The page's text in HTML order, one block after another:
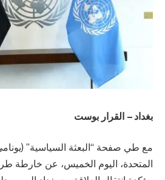
بغداد – القرار بوست
مع طي صفحة “البعثة السياسية”
المتحدة، اليوم الخميس، عن خارطة